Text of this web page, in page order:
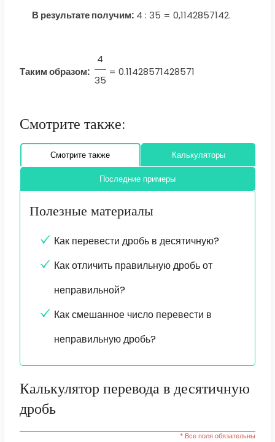
В результате получим:4 : 35 = 0,1142857142.
Таким образом:
4
35
= 0.11428571428571
Смотрите также:
Смотрите также Калькуляторы
Последние примеры
Полезные материалы
Как перевести дробь в десятичную?
Как отличить правильную дробь от
неправильной?
Как смешанное число перевести в
неправильную дробь?
Калькулятор перевода в десятичную
дробь
* Все поля обязательны